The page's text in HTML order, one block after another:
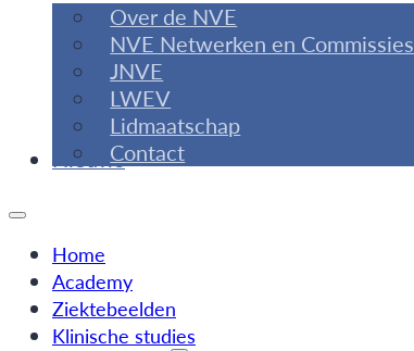
Over de NVE
NVE Netwerken en Commissies
JNVE
LWEV
Lidmaatschap
Contact
Nieuws
Home
Academy
Ziektebeelden
Klinische studies